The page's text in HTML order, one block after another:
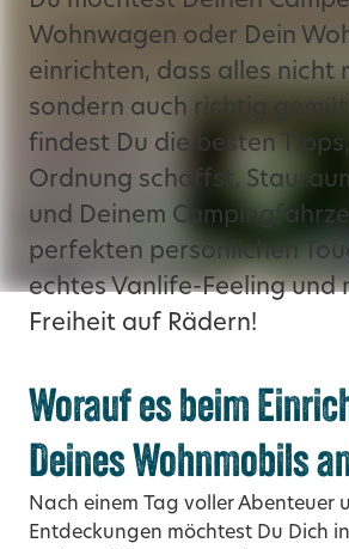
Wohnwagen oder Dein
einrichten, dass alles nicht
sondern auch richtig
findest Du die besten
Ordnung schaffst,
und Deinem
perfekten persönlichen
echtes Vanlife-Feeling und
Freiheit auf Rädern!
Worauf es beim
Deines Wohnmobils
Nach einem Tag voller Abenteuer
Entdeckungen möchtest Du Dich